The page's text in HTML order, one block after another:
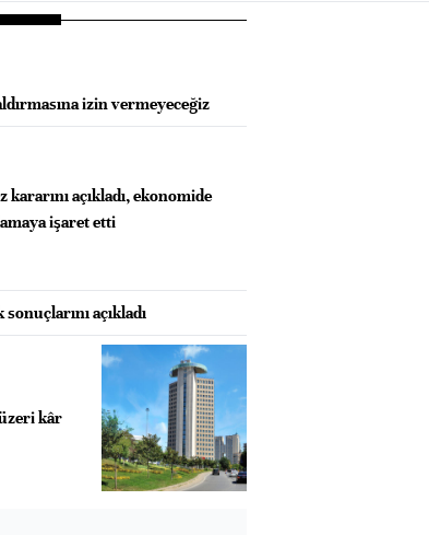
izin vermeyeceğiz
kararını açıkladı, ekonomide
işaret etti
açıkladı
kâr